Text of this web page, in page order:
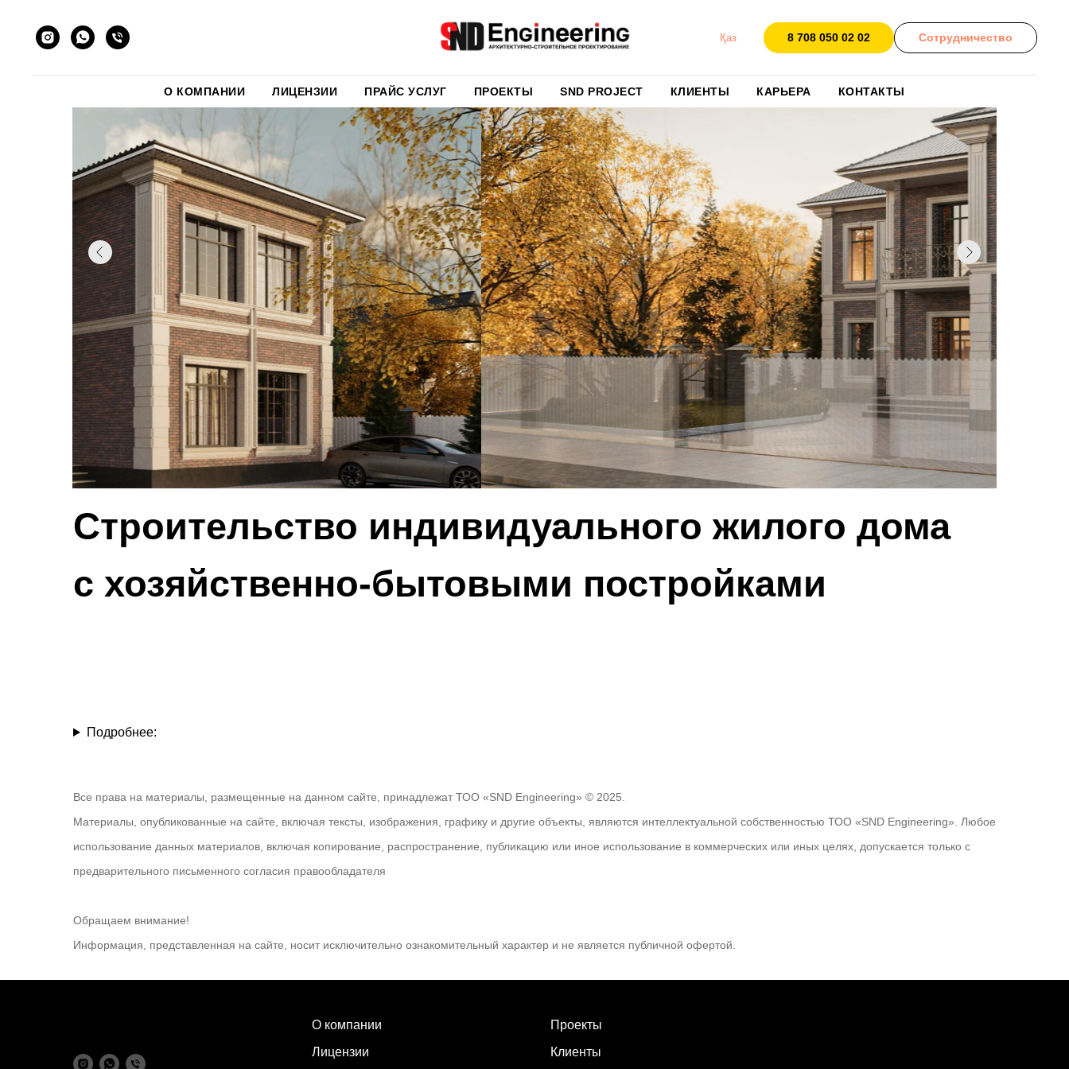
Қаз 8 708 050 02 02 Сотрудничество
О КОМПАНИИ ЛИЦЕНЗИИ ПРАЙС УСЛУГ ПРОЕКТЫ SND PROJECT КЛИЕНТЫ КАРЬЕРА КОНТАКТЫ
Строительство индивидуального жилого дома
с хозяйственно-бытовыми постройками
Подробнее:
Все права на материалы, размещенные на данном сайте, принадлежат ТОО «SND Engineering» © 2025.
Материалы, опубликованные на сайте, включая тексты, изображения, графику и другие объекты, являются интеллектуальной собственностью ТОО «SND Engineering». Любое
использование данных материалов, включая копирование, распространение, публикацию или иное использование в коммерческих или иных целях, допускается только с
предварительного письменного согласия правообладателя
Обращаем внимание!
Информация, представленная на сайте, носит исключительно ознакомительный характер и не является публичной офертой.
О компании
Лицензии
Проекты
Клиенты